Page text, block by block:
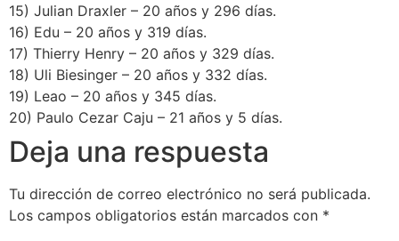
15) Julian Draxler – 20 años y 296 días.
16) Edu – 20 años y 319 días.
17) Thierry Henry – 20 años y 329 días.
18) Uli Biesinger – 20 años y 332 días.
19) Leao – 20 años y 345 días.
20) Paulo Cezar Caju – 21 años y 5 días.
Deja una respuesta
Tu dirección de correo electrónico no será publicada.
Los campos obligatorios están marcados con *